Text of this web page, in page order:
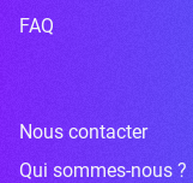
FAQ
Nous contacter
Qui sommes-nous ?